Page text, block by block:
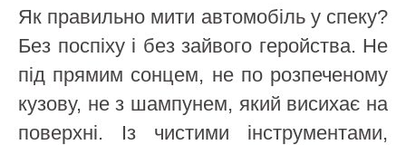
Як правильно мити автомобіль у спеку?
Без поспіху і без зайвого геройства. Не
під прямим сонцем, не по розпеченому
кузову, не з шампунем, який висихає на
поверхні. Із чистими інструментами,